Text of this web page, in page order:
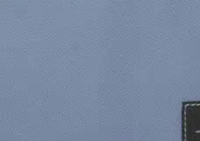
parantaa, anna palautetta.